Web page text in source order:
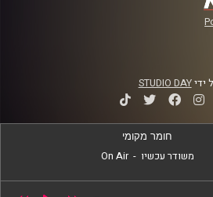
ידיSTUDIO DAY
חומר מקומי
משודר עכשיו -
On Air